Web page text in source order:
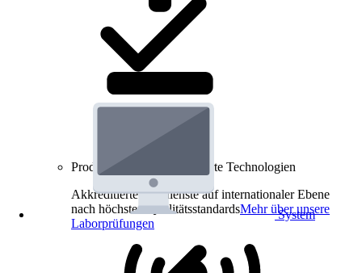
System
Produkt-Prüfungen für smarte Technologien
Akkreditierte Prüfdienste auf internationaler Ebene
nach höchsten QualitätsstandardsMehr über unsere
Laborprüfungen